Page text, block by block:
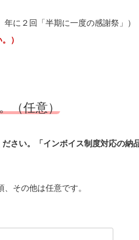
に２回「半期に一度の感謝祭」）
）
（任意）
さい。「インボイス制度対応の納
その他は任意です。